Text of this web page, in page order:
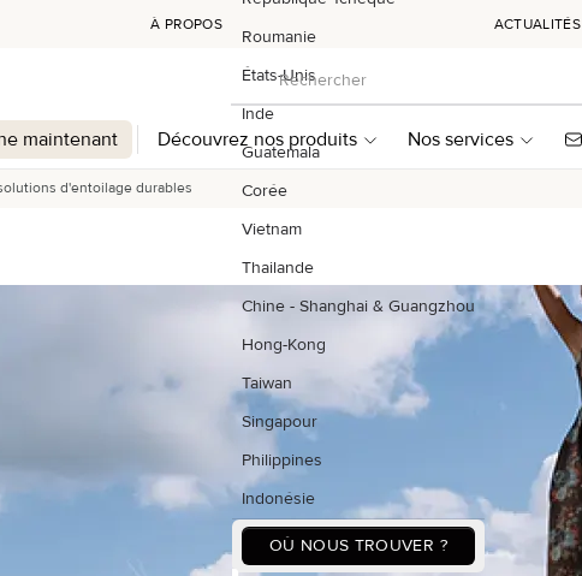
À PROPOS
Roumanie
États-Unis
Inde
Guatemala
Corée
Vietnam
Thailande
Chine - Shanghai & Guangzhou
Hong-Kong
Taiwan
Singapour
Philippines
Indonésie
OÙ NOUS TROUVER ?
ACTUALITÉS
Rechercher
Rechercher
maintenant Découvrez nos produits Nos services
d'entoilage durables